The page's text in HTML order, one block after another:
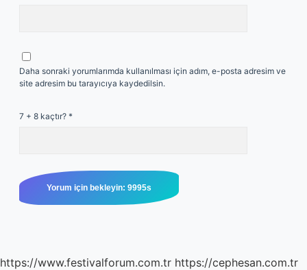
Daha sonraki yorumlarımda kullanılması için adım, e-posta adresim ve
site adresim bu tarayıcıya kaydedilsin.
7 + 8 kaçtır? *
https://www.festivalforum.com.tr https://cephesan.com.tr